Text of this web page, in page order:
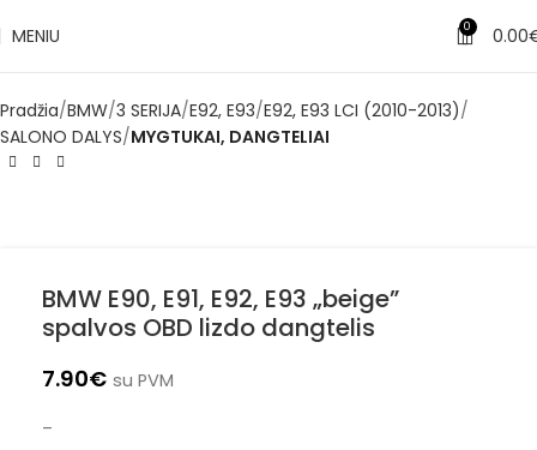
MENIU 0 0.00
Pradžia BMW 3 SERIJA E92, E93 E92, E93 LCI (2010-2013)
SALONO DALYS MYGTUKAI, DANGTELIAI
BMW E90, E91, E92, E93 „beige”
spalvos OBD lizdo dangtelis
7.90€ su PVM
–
✔